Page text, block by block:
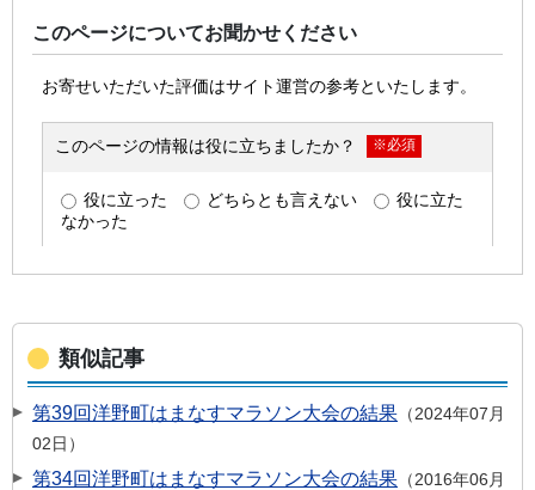
このページについてお聞かせください
類似記事
第39回洋野町はまなすマラソン大会の結果
2024年07月
02日
第34回洋野町はまなすマラソン大会の結果
2016年06月